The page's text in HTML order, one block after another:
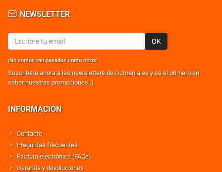
NEWSLETTER
OK
¡No somos tan pesados como otros!
Suscribete ahora a las newsletters de DJmania.es y sé el primero en
saber nuestras promociones ;)
INFORMACIÓN
Contacto
Preguntas frecuentes
Factura electrónica (FACe)
Garantía y devoluciones